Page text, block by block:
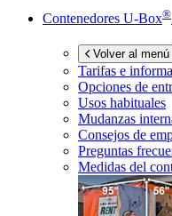
Contenedores U-Box®
Volver al menú
Tarifas e
Opciones de
Usos habituales
Mudanzas
Consejos de
Preguntas
Medidas del